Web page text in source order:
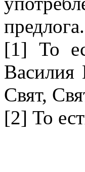
предлога.
[1] То
Василия
Свят,
[2] То